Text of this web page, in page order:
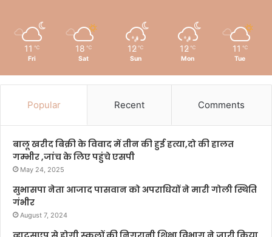
11 ℃
Fri
18 ℃
Sat
12 ℃
Sun
12 ℃
Mon
11 ℃
Tue
Popular Recent Comments
बालू खरीद बिक्री के विवाद में तीन की हुई हत्या,दो की हालत
गम्भीर ,जांच के लिए पहुंचे एसपी
May 24, 2025
सुभासपा नेता आजाद पासवान को अपराधियों ने मारी गोली स्थिति
गंभीर
August 7, 2024